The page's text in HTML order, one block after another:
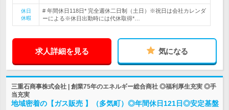
休日
休暇
# 年間休日118日* 完全週休二日制（土日）※祝日は会社カレンダ
ーによる※休日出勤時には代休取得*…
求人詳細を見る 気になる
三重石商事株式会社 | 創業75年のエネルギー総合商社 ◎福利厚生充実 ◎手
当充実
地域密着の【ガス販売 】（多気町）◎年間休日121日◎安定基盤